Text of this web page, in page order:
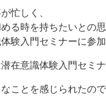
忙しく、
る時を持ちたいとの
験入門セミナーに参
在意識体験入門セミ
ことを感じられたの